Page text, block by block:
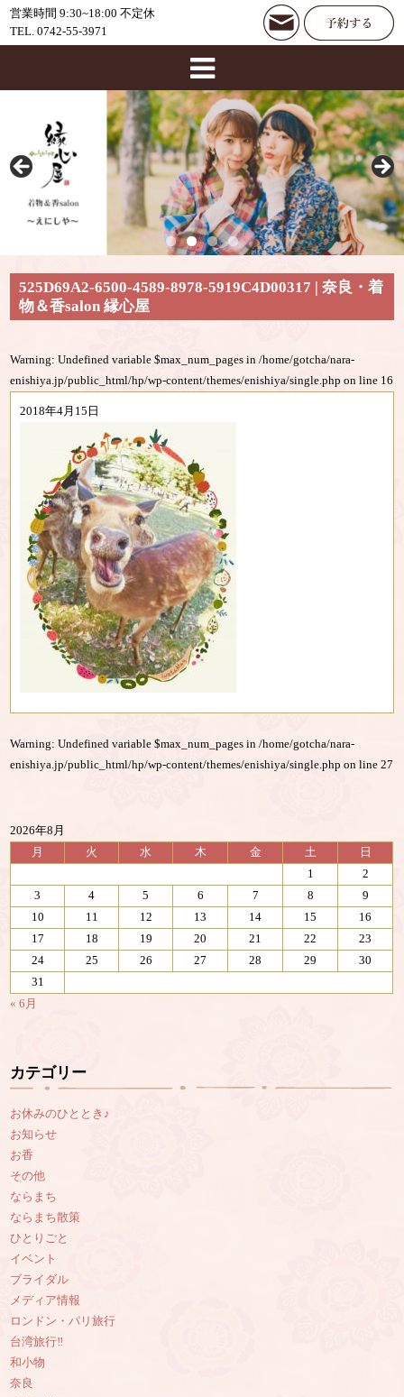
営業時間 9:30~18:00 不定休
TEL. 0742-55-3971
525D69A2-6500-4589-8978-5919C4D00317 | 奈良・着
物＆香salon 縁心屋
Warning: Undefined variable $max_num_pages in/home/gotcha/nara-
enishiya.jp/public_html/hp/wp-content/themes/enishiya/single.php on line 16
2018年4月15日
Warning: Undefined variable $max_num_pages in/home/gotcha/nara-
enishiya.jp/public_html/hp/wp-content/themes/enishiya/single.php on line27
2026年8月
月
火 水 木 金 土
日
1
2
3
4 5 6 7 8
9
10
11 12 13 14 15
16
17
18 19 20 21 22
23
24
25 26 27 28 29
30
31
« 6月
カテゴリー
お休みのひととき♪
お知らせ
お香
その他
ならまち
ならまち散策
ひとりごと
イベント
ブライダル
メディア情報
ロンドン・パリ旅行
台湾旅行‼︎
和小物
奈良